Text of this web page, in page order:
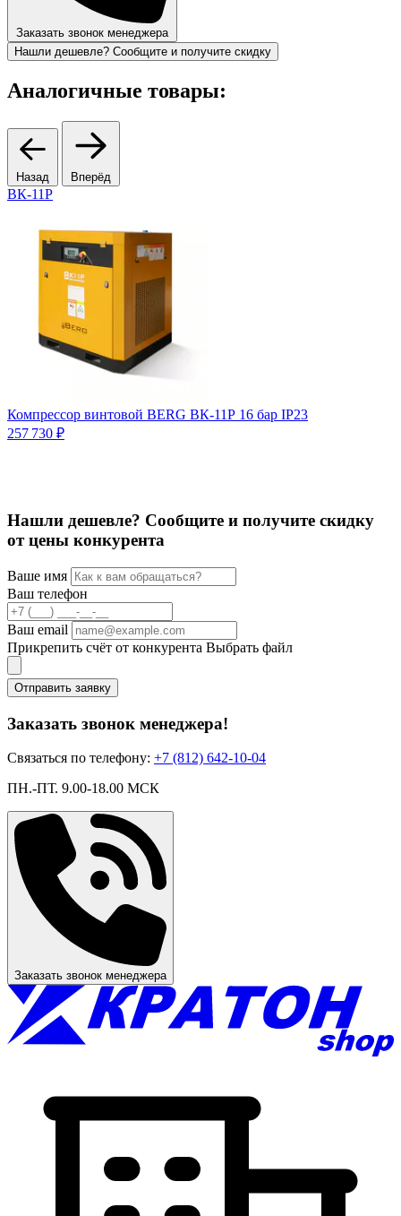
Заказать звонок менеджера
Нашли дешевле? Сообщите и получите скидку
Аналогичные товары:
Назад Вперёд
ВК-11Р
Компрессор винтовой BERG ВК-11Р 16 бар IP23
257 730 ₽
Нашли дешевле? Сообщите и получите скидку
от цены конкурента
Ваше имя
Ваш телефон
Ваш email
Прикрепить счёт от конкурента Выбрать файл
Отправить заявку
Заказать звонок менеджера!
Связаться по телефону: +7 (812) 642-10-04
ПН.-ПТ. 9.00-18.00 МСК
Заказать звонок менеджера